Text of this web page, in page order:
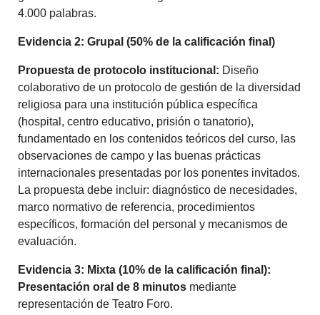
4.000 palabras.
Evidencia 2: Grupal (50% de la calificación final)
Propuesta de protocolo institucional: Diseño
colaborativo de un protocolo de gestión de la diversidad
religiosa para una institución pública específica
(hospital, centro educativo, prisión o tanatorio),
fundamentado en los contenidos teóricos del curso, las
observaciones de campo y las buenas prácticas
internacionales presentadas por los ponentes invitados.
La propuesta debe incluir: diagnóstico de necesidades,
marco normativo de referencia, procedimientos
específicos, formación del personal y mecanismos de
evaluación.
Evidencia 3: Mixta (10% de la calificación final):
Presentación oral de 8 minutos mediante
representación de Teatro Foro.